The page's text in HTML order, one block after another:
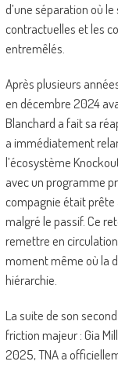
d’une séparation où
contractuelles et les
entremêlés.
Après plusieurs
en décembre 2024
Blanchard a fait sa
a immédiatement
l’écosystème
avec un programme
compagnie était prête
malgré le passif. Ce
remettre en
moment même où la
hiérarchie.
La suite de son
friction majeur : Gia
2025, TNA a